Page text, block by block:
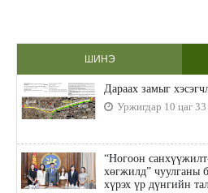
ШИНЭ
Дараах замыг
Уржигдар 10 цаг
“Ногоон
хөгжилд” чуулганы
хүрэх үр дүнгийн